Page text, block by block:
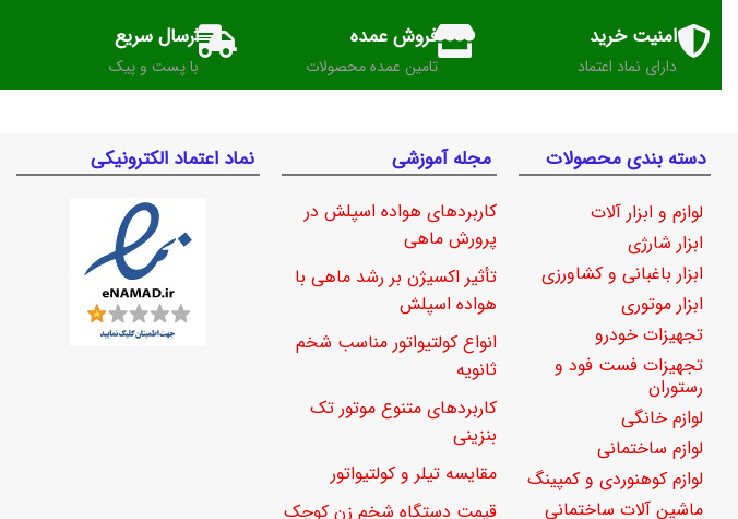
امنیت خرید
دارای نماد اعتماد
فروش عمده
تامین عمده محصولات
ارسال سریع
با پست و پیک
دسته بندی محصولات
لوازم و ابزار آلات
ابزار شارژی
ابزار باغبانی و کشاورزی
ابزار موتوری
تجهیزات خودرو
تجهیزات فست فود و
رستوران
لوازم خانگی
لوازم ساختمانی
لوازم کوهنوردی و کمپینگ
ماشین آلات ساختمانی
مجله آموزشی
کاربردهای هواده اسپلش در
پرورش ماهی
تأثیر اکسیژن بر رشد ماهی با
هواده اسپلش
انواع کولتیواتور مناسب شخم
ثانویه
کاربردهای متنوع موتور تک
بنزینی
مقایسه تیلر و کولتیواتور
قیمت دستگاه شخم زن کوچک
نماد اعتماد الکترونیکی